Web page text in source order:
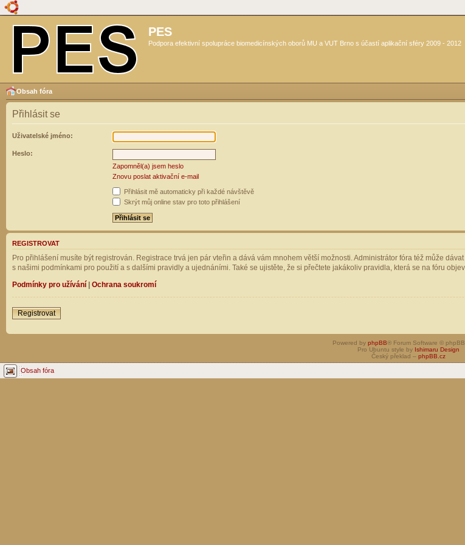
PES
Podpora efektivní spolupráce biomedicínských oborů MU a VUT Brno s účastí aplikační sféry 2009 - 2012
Obsah fóra
Přihlásit se
Uživatelské jméno:
Heslo:
Zapomněl(a) jsem heslo
Znovu poslat aktivační e-mail
Přihlásit mě automaticky při každé návštěvě
Skrýt můj online stav pro toto přihlášení
REGISTROVAT
Pro přihlášení musíte být registrován. Registrace trvá jen pár vteřin a dává vám mnohem větší možnosti. Administrátor fóra též může
s našimi podmínkami pro použití a s dalšími pravidly a ujednáními. Také se ujistěte, že si přečtete jakákoliv pravidla, která se na fóru
Podmínky pro užívání | Ochrana soukromí
Registrovat
Powered by phpBB® Forum Software ©
Pro Ubuntu style by Ishimaru Design
Český překlad – phpBB.cz
Obsah fóra